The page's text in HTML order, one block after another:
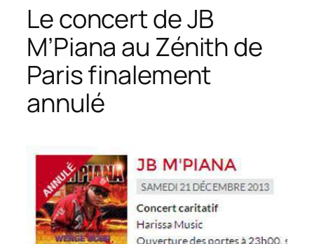
Le concert de JB
M’Piana au Zénith de
Paris finalement
annulé